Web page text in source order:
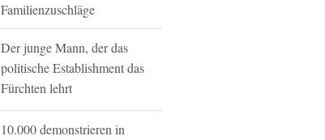
Familienzuschläge
Der junge Mann, der das
politische Establishment das
Fürchten lehrt
10.000 demonstrieren in